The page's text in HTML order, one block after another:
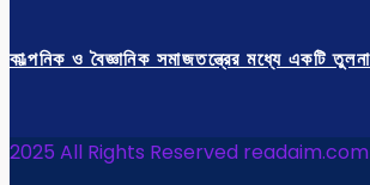
কাল্পনিক ও বৈজ্ঞানিক সমাজতন্ত্রের মধ্যে একটি
2025 All Rights Reserved readaim.com